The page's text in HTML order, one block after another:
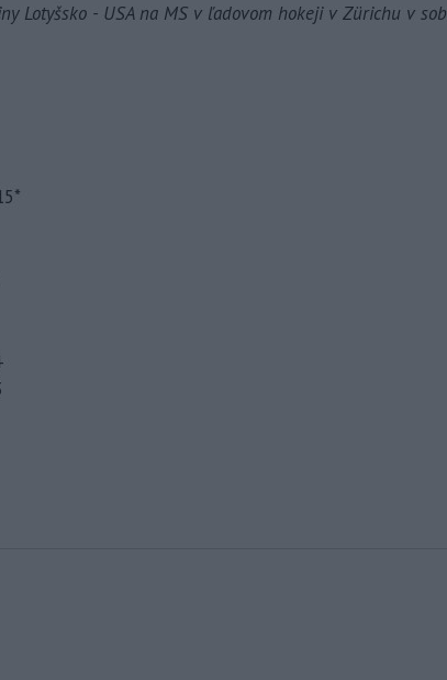
Lotyšsko - USA na MS v ľadovom hokeji v Zürichu v